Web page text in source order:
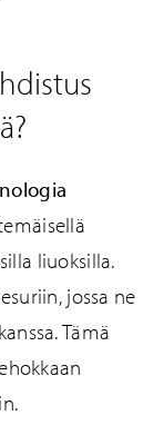
liuoksilla.
jossa ne
Tämä